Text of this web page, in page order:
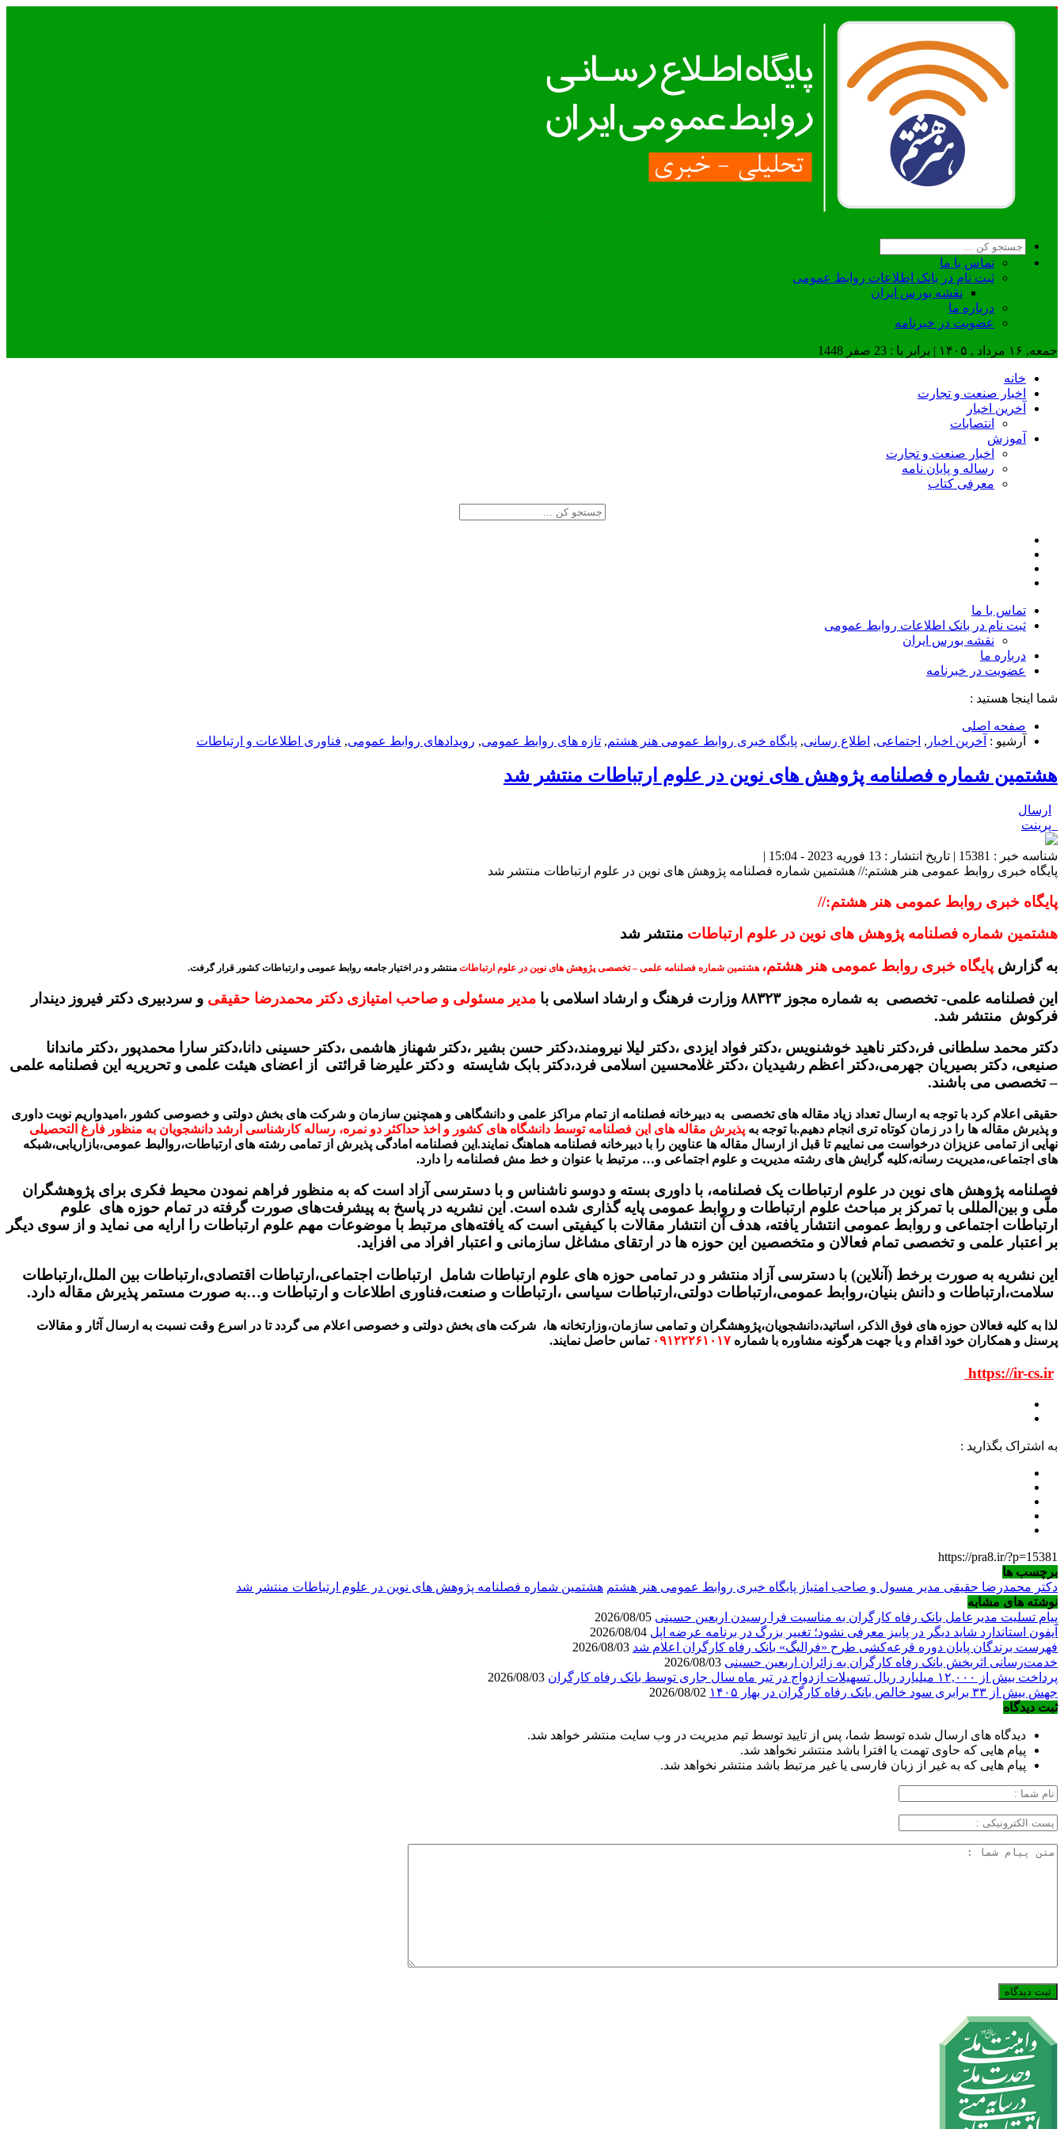
تماس با ما
ثبت نام در بانک اطلاعات روابط عمومی
نقشه بورس ایران
درباره ما
عضويت در خبرنامه
جمعه, ۱۶ مرداد , ۱۴۰۵ | برابر با : 23 صفر 1448
خانه
اخبار صنعت و تجارت
آخرین اخبار
انتصابات
آموزش
اخبار صنعت و تجارت
رساله و پایان نامه
معرفی کتاب
تماس با ما
ثبت نام در بانک اطلاعات روابط عمومی
نقشه بورس ایران
درباره ما
عضويت در خبرنامه
شما اینجا هستید :
صفحه اصلی
آرشیو : آخرین اخبار , اجتماعی, اطلاع رسانی, پایگاه خبری روابط عمومی هنر هشتم, تازه های روابط عمومی, رویدادهای روابط عمومی, فناوری اطلاعات و ارتباطات
هشتمین شماره فصلنامه پژوهش های نوین در علوم ارتباطات منتشر شد
ارسال
پرینت
شناسه خبر : 15381 | تاریخ انتشار : 13 فوریه 2023 - 15:04 |
پایگاه خبری روابط عمومی هنر هشتم:// هشتمین شماره فصلنامه پژوهش های نوین در علوم ارتباطات منتشر شد
پایگاه خبری روابط عمومی هنر هشتم://
هشتمین شماره فصلنامه پژوهش های نوین در علوم ارتباطات منتشر شد
به گزارش پایگاه خبری روابط عمومی هنر هشتم، هشتمین شماره فصلنامه علمی – تخصصی پژوهش های نوین در علوم ارتباطات منتشر و در اختیار جامعه روابط عمومی و ارتباطات کشور قرار گرفت.
این فصلنامه علمی- تخصصی به شماره مجوز ۸۸۳۲۳ وزارت فرهنگ و ارشاد اسلامی با مدیر مسئولی و صاحب امتیازی دکتر محمدرضا حقیقی و سردبیری دکتر فیروز دیندار
فرکوش منتشر شد.
دکتر محمد سلطانی فر،دکتر ناهید خوشنویس ،دکتر فواد ایزدی ،دکتر لیلا نیرومند،دکتر حسن بشیر ،دکتر شهناز هاشمی ،دکتر حسینی دانا،دکتر سارا محمدپور ،دکتر ماندانا
صنیعی، دکتر بصیریان جهرمی،دکتر اعظم رشیدیان ،دکتر غلامحسین اسلامی فرد،دکتر بابک شایسته و دکتر علیرضا قرائتی از اعضای هیئت علمی و تحریریه این فصلنامه علمی
– تخصصی می باشند.
حقیقی اعلام کرد با توجه به ارسال تعداد زیاد مقاله های تخصصی به دبیرخانه فصلنامه از تمام مراکز علمی و دانشگاهی و همچنین سازمان و شرکت های بخش دولتی و خصوصی کشور ،امیدواریم نوبت داوری
و پذیرش مقاله ها را در زمان کوتاه تری انجام دهیم.با توجه به پذیرش مقاله های این فصلنامه توسط دانشگاه های کشور و اخذ حداکثر دو نمره، رساله کارشناسی ارشد دانشجویان به منظور فارغ التحصیلی
نهایی از تمامی عزیزان درخواست می نماییم تا قبل از ارسال مقاله ها عناوین را با دبیرخانه فصلنامه هماهنگ نمایند.این فصلنامه امادگی پذیرش از تمامی رشته های ارتباطات،روالبط عمومی،بازاریابی،شبکه
های اجتماعی،مدیریت رسانه،کلیه گرایش های رشته مدیریت و علوم اجتماعی و… مرتبط با عنوان و خط مش فصلنامه را دارد.
فصلنامه پژوهش های نوین در علوم ارتباطات یک فصلنامه، با داوری بسته و دوسو ناشناس و با دسترسی آزاد است که به منظور فراهم نمودن محیط فکری برای پژوهشگران
ملّی و بین‌المللی با تمرکز بر مباحث علوم ارتباطات و روابط عمومی پایه گذاری شده است. این نشریه در پاسخ به پیشرفت‌های صورت گرفته در تمام حوزه های علوم
ارتباطات اجتماعی و روابط عمومی انتشار یافته، هدف آن انتشار مقالات با کیفیتی است که یافته‌های مرتبط با موضوعات مهم علوم ارتباطات را ارایه می‌ نماید و از سوی دیگر
بر اعتبار علمی و تخصصی تمام فعالان و متخصصین این حوزه ها در ارتقای مشاغل سازمانی و اعتبار افراد می افزاید.
این نشریه به صورت برخط (آنلاین) با دسترسی آزاد منتشر و در تمامی حوزه های علوم ارتباطات شامل ارتباطات اجتماعی،ارتباطات اقتصادی،ارتباطات بین الملل،ارتباطات
سلامت،ارتباطات و دانش بنیان،روابط عمومی،ارتباطات دولتی،ارتباطات سیاسی ،ارتباطات و صنعت،فناوری اطلاعات و ارتباطات و…به صورت مستمر پذیرش مقاله دارد.
لذا به کلیه فعالان حوزه های فوق الذکر، اساتید،دانشجویان،پژوهشگران و تمامی سازمان،وزارتخانه ها، شرکت های بخش دولتی و خصوصی اعلام می گردد تا در اسرع وقت نسبت به ارسال آثار و مقالات
پرسنل و همکاران خود اقدام و یا جهت هرگونه مشاوره با شماره ۰۹۱۲۲۲۶۱۰۱۷ تماس حاصل نمایند.
https://ir-cs.ir
به اشتراک بگذارید :
https://pra8.ir/?p=15381
برچسب ها
دکتر محمدرضا حقیقی مدیر مسول و صاحب امتیاز پایگاه خبری روابط عمومی هنر هشتم هشتمین شماره فصلنامه پژوهش های نوین در علوم ارتباطات منتشر شد
نوشته های مشابه
پیام تسلیت مدیرعامل بانک رفاه کارگران به مناسبت فرا رسیدن اربعین حسینی
آیفون استاندارد شاید دیگر در پاییز معرفی نشود؛ تغییر بزرگ در برنامه عرضه اپل
فهرست برندگان پایان دوره قرعه‌کشی طرح «فرالیگ» بانک رفاه کارگران اعلام شد
خدمت‌رسانی اثربخش بانک رفاه کارگران به زائران اربعین حسینی
پرداخت بیش از ۱۲,۰۰۰ میلیارد ریال تسهیلات ازدواج در تیر ماه سال جاری توسط بانک رفاه کارگران
جهش بیش از ۳۳ برابری سود خالص بانک رفاه کارگران در بهار ۱۴۰۵
ثبت دیدگاه
دیدگاه های ارسال شده توسط شما، پس از تایید توسط تیم مدیریت در وب سایت منتشر خواهد شد.
پیام هایی که حاوی تهمت یا افترا باشد منتشر نخواهد شد.
پیام هایی که به غیر از زبان فارسی یا غیر مرتبط باشد منتشر نخواهد شد.